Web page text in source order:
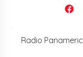
Radio